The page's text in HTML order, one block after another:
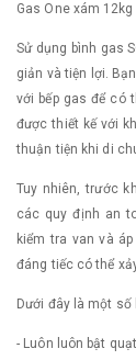
Gas One xám
Sử dụng bình gas
giản và tiện lợi.
với bếp gas để có
được thiết kế với
thuận tiện khi di
Tuy nhiên, trước
các quy định an
kiểm tra van và
đáng tiếc có thể
Dưới đây là một
- Luôn luôn bật